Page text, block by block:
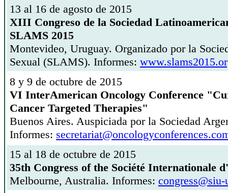
13 al 16 de agosto de 2015
XIII Congreso de la Sociedad
SLAMS 2015
Montevideo, Uruguay. Organizado por la
Sexual (SLAMS). Informes:
8 y 9 de octubre de 2015
VI InterAmerican Oncology Conference
Cancer Targeted Therapies"
Buenos Aires. Auspiciada por la Sociedad
Informes:
15 al 18 de octubre de 2015
35th Congress of the Société Internationale
Melbourne, Australia. Informes: